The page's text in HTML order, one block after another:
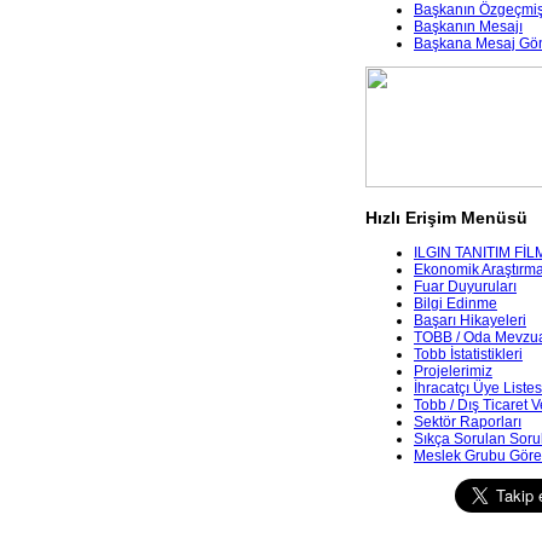
Başkanın
Başkanın Mesajı
Başkana Mesaj
Hızlı Erişim Menüsü
ILGIN TANITIM
Ekonomik
Fuar Duyuruları
Bilgi Edinme
Başarı Hikayeleri
TOBB / Oda
Tobb İstatistikleri
Projelerimiz
İhracatçı Üye
Tobb / Dış Ticaret
Sektör Raporları
Sıkça Sorulan
Meslek Grubu